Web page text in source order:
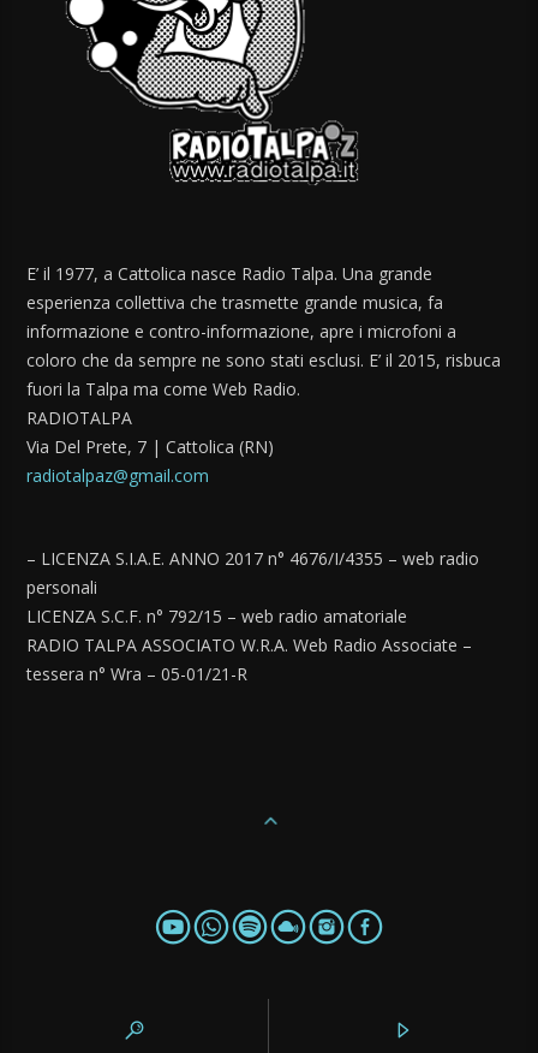
E’ il 1977, a Cattolica nasce Radio Talpa. Una grande
esperienza collettiva che trasmette grande musica, fa
informazione e contro-informazione, apre i microfoni a
coloro che da sempre ne sono stati esclusi. E’ il 2015, risbuca
fuori la Talpa ma come Web Radio.
RADIOTALPA
Via Del Prete, 7 | Cattolica (RN)
radiotalpaz@gmail.com
– LICENZA S.I.A.E. ANNO 2017 n° 4676/I/4355 – web radio
personali
LICENZA S.C.F. n° 792/15 – web radio amatoriale
RADIO TALPA ASSOCIATO W.R.A. Web Radio Associate –
tessera n° Wra – 05-01/21-R